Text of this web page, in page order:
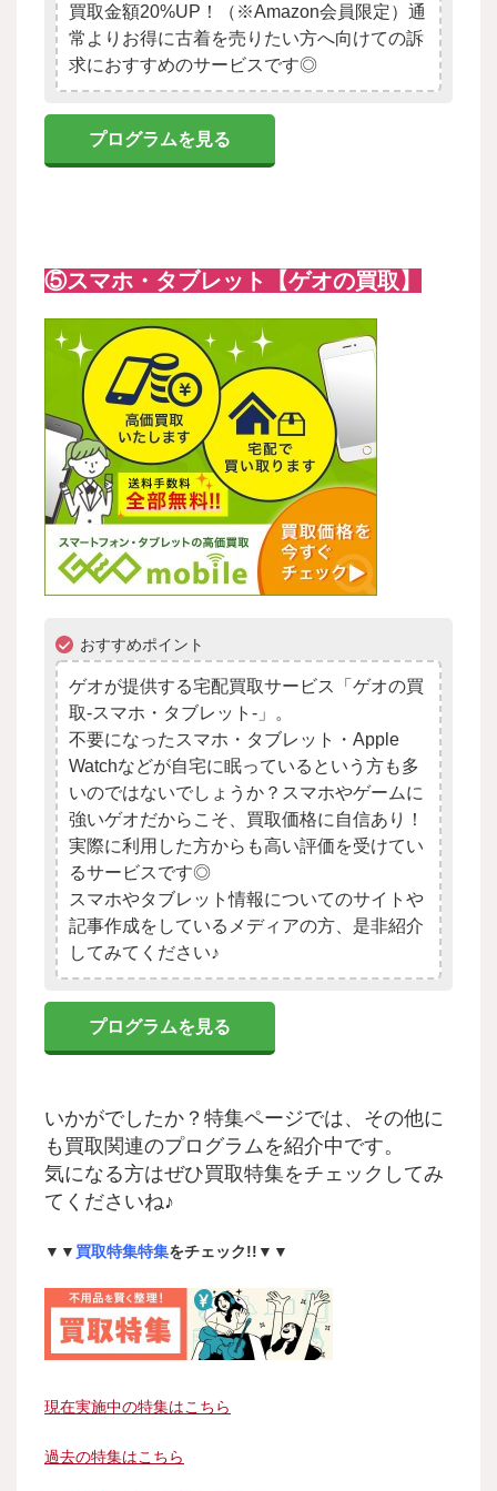
買取金額20%UP！（※Amazon会員限定）通
常よりお得に古着を売りたい方へ向けての訴
求におすすめのサービスです◎
プログラムを見る
⑤スマホ・タブレット【ゲオの買取】
おすすめポイント
ゲオが提供する宅配買取サービス「ゲオの買
取-スマホ・タブレット-」。
不要になったスマホ・タブレット・Apple
Watchなどが自宅に眠っているという方も多
いのではないでしょうか？スマホやゲームに
強いゲオだからこそ、買取価格に自信あり！
実際に利用した方からも高い評価を受けてい
るサービスです◎
スマホやタブレット情報についてのサイトや
記事作成をしているメディアの方、是非紹介
してみてください♪
プログラムを見る
いかがでしたか？特集ページでは、その他に
も買取関連のプログラムを紹介中です。
気になる方はぜひ買取特集をチェックしてみ
てくださいね♪
▼▼ 買取特集特集をチェック!!▼▼
現在実施中の特集はこちら
過去の特集はこちら